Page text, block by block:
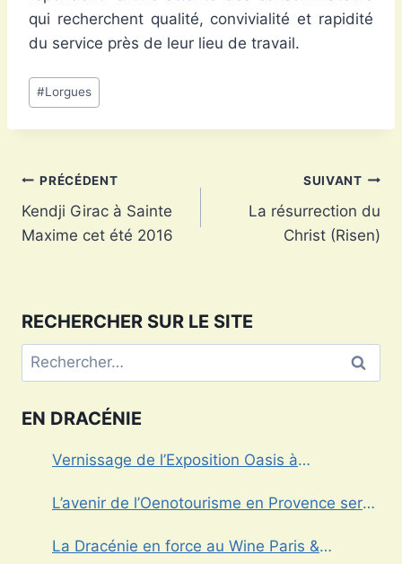
qui recherchent qualité, convivialité et rapidité
du service près de leur lieu de travail.
Étiquettes
de
la
#Lorgues
Navigation
de
PRÉCÉDENT
Kendji Girac à Sainte
Maxime cet été 2016
SUIVANT
La résurrection du
Christ (Risen)
RECHERCHER SUR LE SITE
Rechercher :
EN DRACÉNIE
Vernissage de l’Exposition Oasis à
L’avenir de l’Oenotourisme en Provence sera-
La Dracénie en force au Wine Paris &